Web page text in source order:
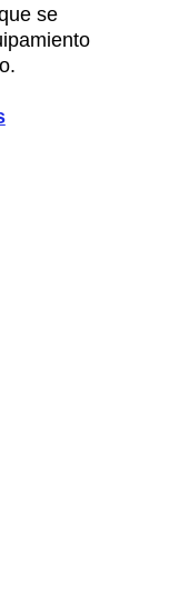
se